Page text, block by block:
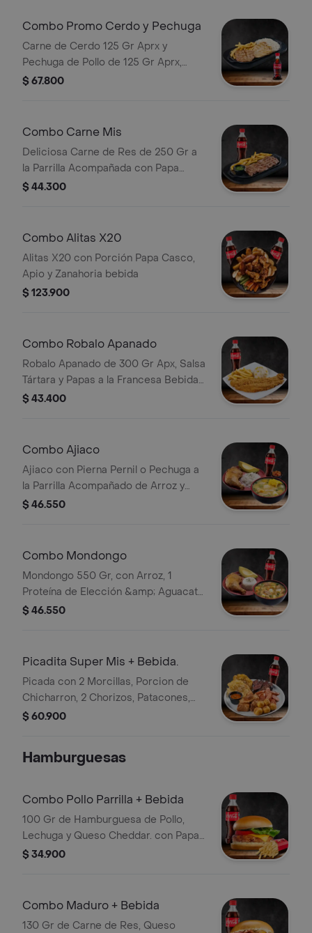
Combo Promo Cerdo y Pechuga
Carne de Cerdo 125 Gr Aprx y
Pechuga de Pollo de 125 Gr Aprx,
Acompañadas de Papas Fritas y Una
$ 67.800
Combo Carne Mis
Deliciosa Carne de Res de 250 Gr a
la Parrilla Acompañada con Papa
Francesa Bebida
$ 44.300
Combo Alitas X20
Alitas X20 con Porción Papa Casco,
Apio y Zanahoria bebida
$ 123.900
Combo Robalo Apanado
Robalo Apanado de 300 Gr Apx, Salsa
Tártara y Papas a la Francesa Bebida
a Elección
$ 43.400
Combo Ajiaco
Ajiaco con Pierna Pernil o Pechuga a
la Parrilla Acompañado de Arroz y
Aguacate. Cocacola
$ 46.550
Combo Mondongo
Mondongo 550 Gr, con Arroz, 1
Proteína de Elección &amp; Aguacate
Coca-cola
$ 46.550
Picadita Super Mis + Bebida.
Picada con 2 Morcillas, Porcion de
Chicharron, 2 Chorizos, Patacones,
Papas Criollas y Hogao Bebida
$ 60.900
Hamburguesas
Combo Pollo Parrilla + Bebida
100 Gr de Hamburguesa de Pollo,
Lechuga y Queso Cheddar. con Papas
y Bebida
$ 34.900
Combo Maduro + Bebida
130 Gr de Carne de Res, Queso